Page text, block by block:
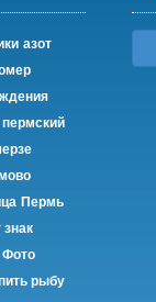
азот
Пермь
знак
Фото
рыбу